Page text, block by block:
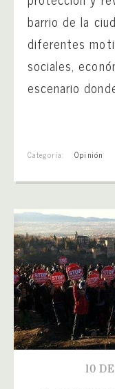
barrio de la
diferentes
sociales,
escenario
Categoría: Opinión
10